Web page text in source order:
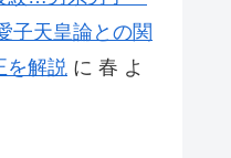
子天皇論との関
を解説 に 春 よ